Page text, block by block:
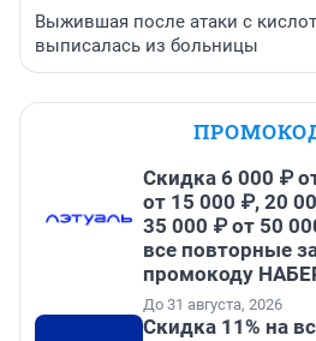
Выжившая после атаки с
выписалась из больницы
Скидка 6 000 ₽
от 15 000 ₽, 20
35 000 ₽ от 50
все повторные
промокоду
До 31 августа, 2026
Скидка 11% на